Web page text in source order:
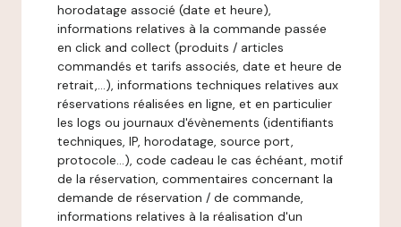
horodatage associé (date et heure),
informations relatives à la commande passée
en click and collect (produits / articles
commandés et tarifs associés, date et heure de
retrait,…), informations techniques relatives aux
réservations réalisées en ligne, et en particulier
les logs ou journaux d'évènements (identifiants
techniques, IP, horodatage, source port,
protocole…), code cadeau le cas échéant, motif
de la réservation, commentaires concernant la
demande de réservation / de commande,
informations relatives à la réalisation d'un